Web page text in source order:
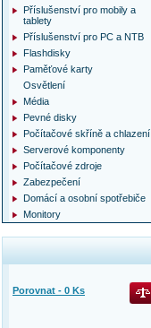
Příslušenství pro mobily a
tablety
Příslušenství pro PC a NTB
Flashdisky
Paměťové karty
Osvětlení
Média
Pevné disky
Počítačové skříně a chlazení
Serverové komponenty
Počítačové zdroje
Zabezpečení
Domácí a osobní spotřebiče
Monitory
Porovnat - 0 Ks